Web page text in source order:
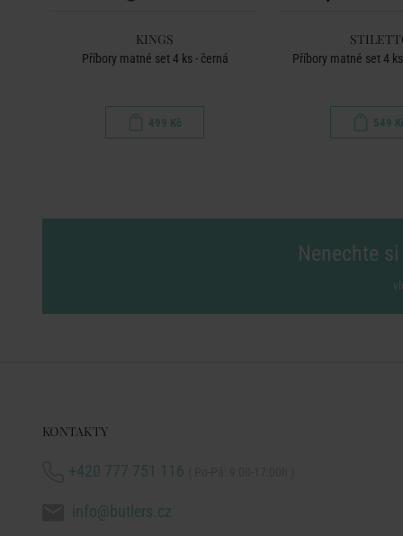
KINGS
Příbory matné set 4 ks - černá
499 Kč
Příbory matné set 4
549
Nenechte
KONTAKTY
+420 777 751 116
info@butlers.cz